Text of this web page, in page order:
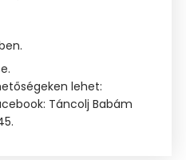
lehet:
Táncolj Babám